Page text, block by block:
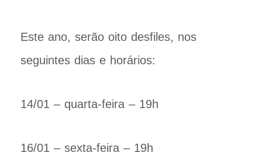
Este ano, serão oito desfiles, nos
seguintes dias e horários:
14/01 – quarta-feira – 19h
16/01 – sexta-feira – 19h